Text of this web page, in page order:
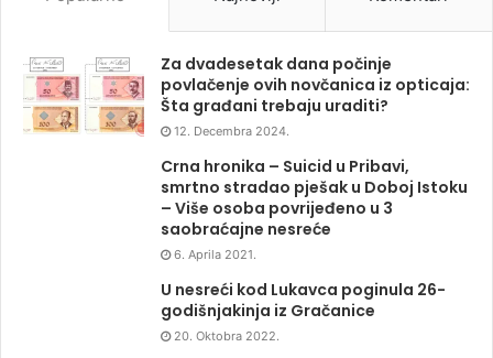
Za dvadesetak dana počinje
povlačenje ovih novčanica iz opticaja:
Šta građani trebaju uraditi?
12. Decembra 2024.
Crna hronika – Suicid u Pribavi,
smrtno stradao pješak u Doboj Istoku
– Više osoba povrijeđeno u 3
saobraćajne nesreće
6. Aprila 2021.
U nesreći kod Lukavca poginula 26-
godišnjakinja iz Gračanice
20. Oktobra 2022.